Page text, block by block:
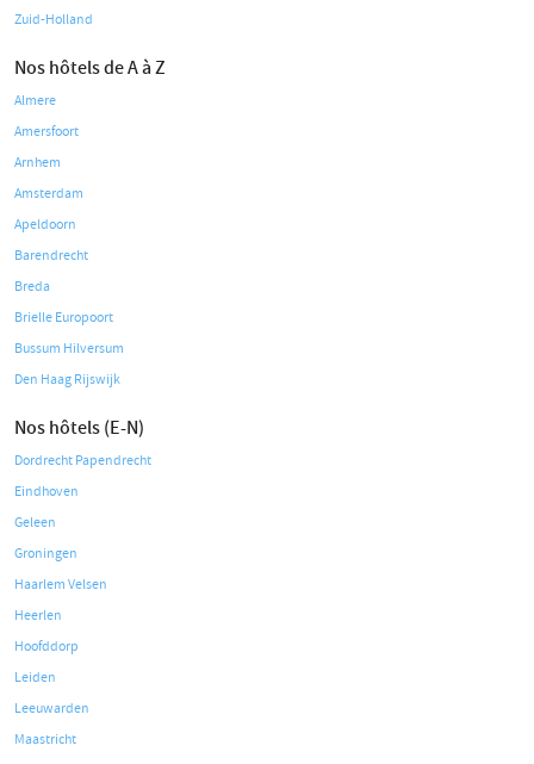
Zuid-Holland
Nos hôtels de A à Z
Almere
Amersfoort
Arnhem
Amsterdam
Apeldoorn
Barendrecht
Breda
Brielle Europoort
Bussum Hilversum
Den Haag Rijswijk
Nos hôtels (E-N)
Dordrecht Papendrecht
Eindhoven
Geleen
Groningen
Haarlem Velsen
Heerlen
Hoofddorp
Leiden
Leeuwarden
Maastricht